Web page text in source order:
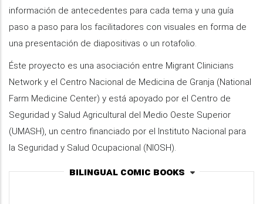
información de antecedentes para cada tema y una guía
paso a paso para los facilitadores con visuales en forma de
una presentación de diapositivas o un rotafolio.
Éste proyecto es una asociación entre Migrant Clinicians
Network y el Centro Nacional de Medicina de Granja (National
Farm Medicine Center) y está apoyado por el Centro de
Seguridad y Salud Agricultural del Medio Oeste Superior
(UMASH), un centro financiado por el Instituto Nacional para
la Seguridad y Salud Ocupacional (NIOSH).
Bilingual Comic Books